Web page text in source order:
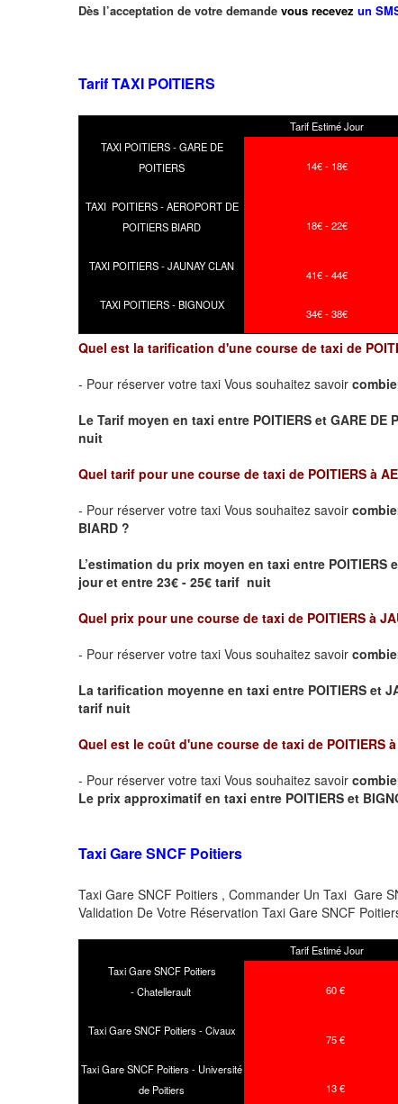
Dès l’acceptation de votre demande vous recevez un
Tarif TAXI POITIERS
Tarif Estimé Jour
TAXI POITIERS - GARE DE
POITIERS
14€ - 18€
TAXI POITIERS - AEROPORT DE
POITIERS BIARD
18€ - 22€
TAXI POITIERS - JAUNAY CLAN
41€ - 44€
TAXI POITIERS - BIGNOUX
34€ - 38€
Quel est la tarification d'une course de taxi de
- Pour réserver votre taxi Vous souhaitez savoir
Le Tarif moyen en taxi entre POITIERS et GARE
nuit
Quel tarif pour une course de taxi de POITIERS à
- Pour réserver votre taxi Vous souhaitez savoir
BIARD ?
L’estimation du prix moyen en taxi entre POITIERS
jour et entre 23€ - 25€ tarif nuit
Quel prix pour une course de taxi de POITIERS à
- Pour réserver votre taxi Vous souhaitez savoir
La tarification moyenne en taxi entre POITIERS et
tarif nuit
Quel est le coût d'une course de taxi de POITIERS
- Pour réserver votre taxi Vous souhaitez savoir
Le prix approximatif en taxi entre POITIERS et
Taxi Gare SNCF Poitiers
Taxi Gare SNCF Poitiers , Commander Un Taxi Gare
Validation De Votre Réservation Taxi Gare SNCF
Tarif Estimé Jour
Taxi Gare SNCF Poitiers
- Chatellerault
60 €
Taxi Gare SNCF Poitiers - Civaux
75 €
Taxi Gare SNCF Poitiers - Université
de Poitiers
13 €